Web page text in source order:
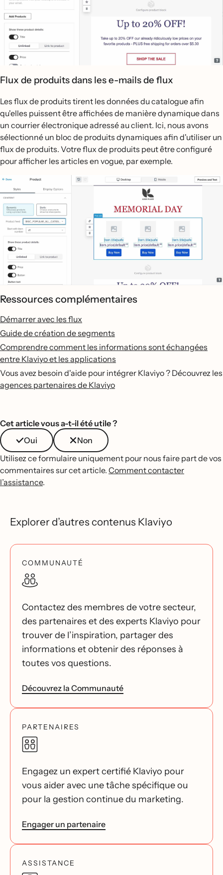
Flux de produits dans les e-mails de flux
Les flux de produits tirent les données du catalogue afin
qu'elles puissent être affichées de manière dynamique dans
un courrier électronique adressé au client. Ici, nous avons
sélectionné un bloc de produits dynamiques afin d'utiliser un
flux de produits. Votre flux de produits peut être configuré
pour afficher les articles en vogue, par exemple.
Ressources complémentaires
Démarrer avec les flux
Guide de création de segments
Comprendre comment les informations sont échangées
entre Klaviyo et les applications
Vous avez besoin d'aide pour intégrer Klaviyo ? Découvrez les
agences partenaires de Klaviyo
Cet article vous a-t-il été utile ?
Oui
Non
Utilisez ce formulaire uniquement pour nous faire part de vos
commentaires sur cet article. Comment contacter
l’assistance.
Explorer d’autres contenus Klaviyo
COMMUNAUTÉ
Contactez des membres de votre secteur,
des partenaires et des experts Klaviyo pour
trouver de l’inspiration, partager des
informations et obtenir des réponses à
toutes vos questions.
Découvrez la Communauté
PARTENAIRES
Engagez un expert certifié Klaviyo pour
vous aider avec une tâche spécifique ou
pour la gestion continue du marketing.
Engager un partenaire
ASSISTANCE